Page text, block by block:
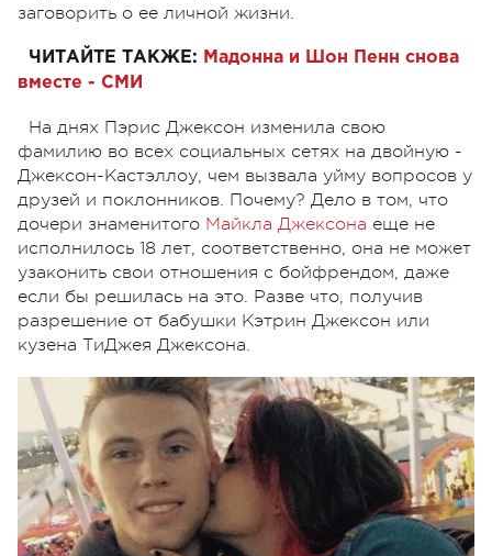
заговорить о ее личной жизни.
ЧИТАЙТЕ ТАКЖЕ: Мадонна и Шон Пенн снова
вместе - СМИ
На днях Пэрис Джексон изменила свою
фамилию во всех социальных сетях на двойную -
Джексон-Кастэллоу, чем вызвала уйму вопросов у
друзей и поклонников. Почему? Дело в том, что
дочери знаменитого Майкла Джексона еще не
исполнилось 18 лет, соответственно, она не может
узаконить свои отношения с бойфрендом, даже
если бы решилась на это. Разве что, получив
разрешение от бабушки Кэтрин Джексон или
кузена ТиДжея Джексона.